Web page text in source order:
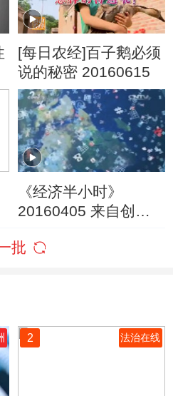
[每日农经]百子鹅必须
说的秘密 20160615
《经济半小时》
20160405 来自创新
镇“战”杭州
批
2 法治在线